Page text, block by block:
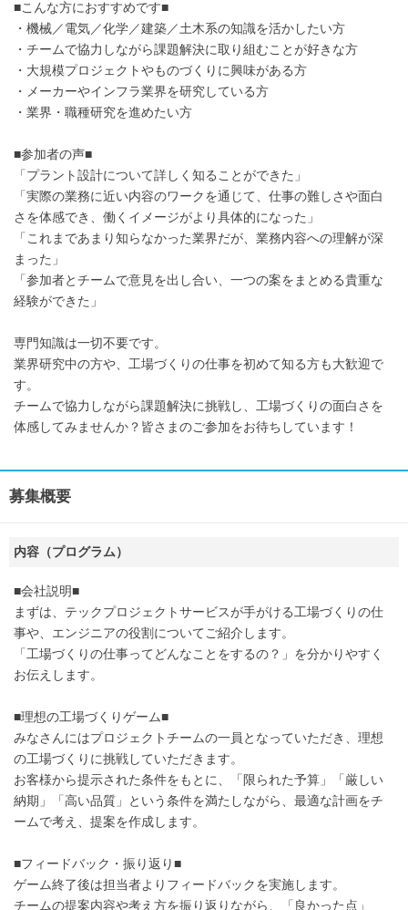
■こんな方におすすめです■
・機械／電気／化学／建築／土木系の知識を活かしたい方
・チームで協力しながら課題解決に取り組むことが好きな方
・大規模プロジェクトやものづくりに興味がある方
・メーカーやインフラ業界を研究している方
・業界・職種研究を進めたい方
■参加者の声■
「プラント設計について詳しく知ることができた」
「実際の業務に近い内容のワークを通じて、仕事の難しさや面白
さを体感でき、働くイメージがより具体的になった」
「これまであまり知らなかった業界だが、業務内容への理解が深
まった」
「参加者とチームで意見を出し合い、一つの案をまとめる貴重な
経験ができた」
専門知識は一切不要です。
業界研究中の方や、工場づくりの仕事を初めて知る方も大歓迎で
す。
チームで協力しながら課題解決に挑戦し、工場づくりの面白さを
体感してみませんか？皆さまのご参加をお待ちしています！
募集概要
内容（プログラム）
■会社説明■
まずは、テックプロジェクトサービスが手がける工場づくりの仕
事や、エンジニアの役割についてご紹介します。
「工場づくりの仕事ってどんなことをするの？」を分かりやすく
お伝えします。
■理想の工場づくりゲーム■
みなさんにはプロジェクトチームの一員となっていただき、理想
の工場づくりに挑戦していただきます。
お客様から提示された条件をもとに、「限られた予算」「厳しい
納期」「高い品質」という条件を満たしながら、最適な計画をチ
ームで考え、提案を作成します。
■フィードバック・振り返り■
ゲーム終了後は担当者よりフィードバックを実施します。
チームの提案内容や考え方を振り返りながら、「良かった点」